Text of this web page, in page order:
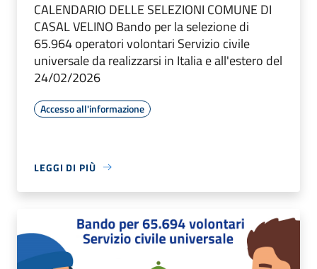
CALENDARIO DELLE SELEZIONI COMUNE DI
CASAL VELINO Bando per la selezione di
65.964 operatori volontari Servizio civile
universale da realizzarsi in Italia e all'estero del
24/02/2026
Accesso all'informazione
LEGGI DI PIÙ